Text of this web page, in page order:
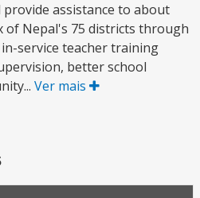
assistance to about
of Nepal's 75 districts through
service teacher training
better school
Ver mais